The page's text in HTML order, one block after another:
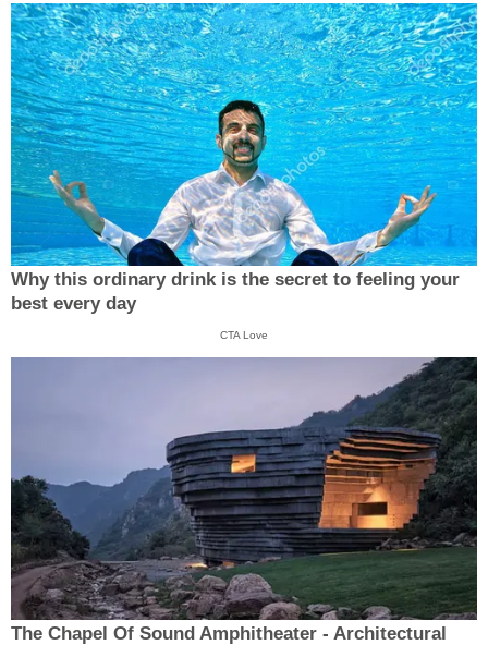
Why this ordinary drink is the secret to feeling your
best every day
CTA Love
The Chapel Of Sound Amphitheater - Architectural